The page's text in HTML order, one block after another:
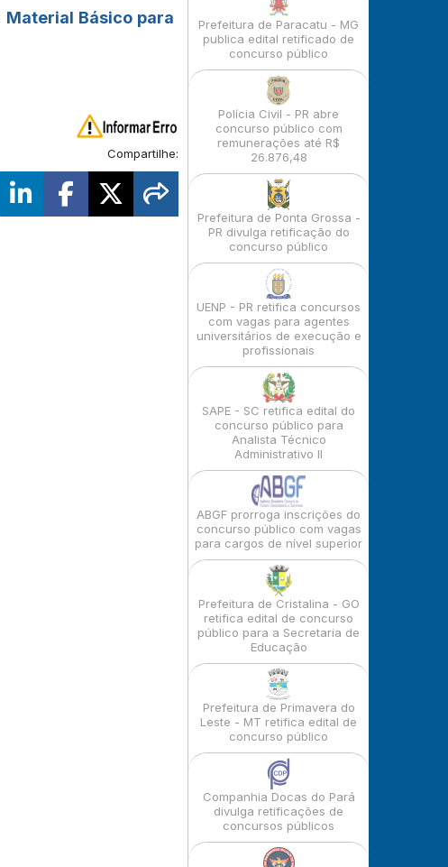
Material Básico para
Compartilhe:
Prefeitura de Paracatu - MG
publica edital retificado de
concurso público
Polícia Civil - PR abre
concurso público com
remunerações até R$
26.876,48
Prefeitura de Ponta Grossa -
PR divulga retificação do
concurso público
UENP - PR retifica concursos
com vagas para agentes
universitários de execução e
profissionais
SAPE - SC retifica edital do
concurso público para
Analista Técnico
Administrativo II
ABGF prorroga inscrições do
concurso público com vagas
para cargos de nível superior
Prefeitura de Cristalina - GO
retifica edital de concurso
público para a Secretaria de
Educação
Prefeitura de Primavera do
Leste - MT retifica edital de
concurso público
Companhia Docas do Pará
divulga retificações de
concursos públicos